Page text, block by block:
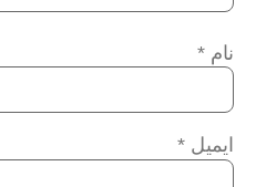
نام *
ایمیل *